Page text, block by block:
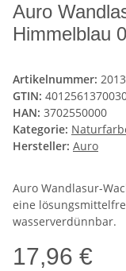
Auro
Himmelblau
Artikelnummer:
GTIN:
HAN: 3702550000
Kategorie:
Hersteller: Auro
Auro Wandlasur-
eine
wasserverdünnbar.
17,96 €